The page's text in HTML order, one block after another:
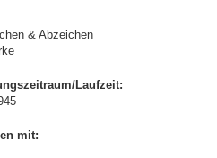
& Abzeichen
Laufzeit:
mit: